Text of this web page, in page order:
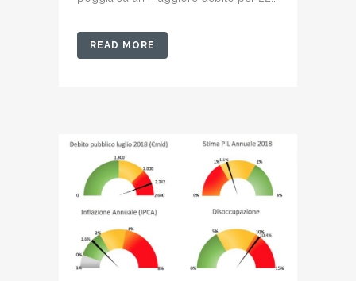
READ MORE